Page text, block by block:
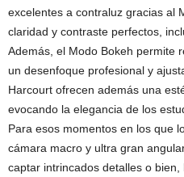
excelentes a contraluz gracias al
claridad y contraste perfectos,
Además, el Modo Bokeh permite
un desenfoque profesional y
Harcourt ofrecen además una
evocando la elegancia de los
Para esos momentos en los que
cámara macro y ultra gran
captar intrincados detalles o